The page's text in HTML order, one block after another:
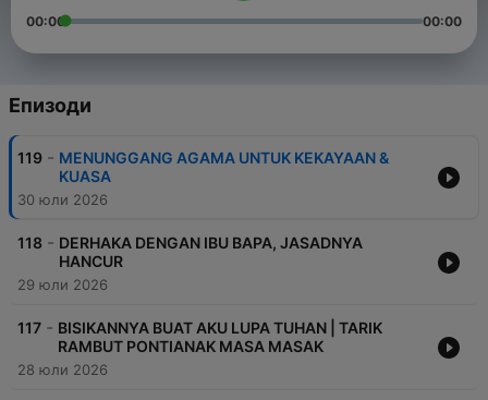
00:00 00:00
Епизоди
119 - MENUNGGANG AGAMA UNTUK KEKAYAAN &
KUASA
30 юли 2026
118 - DERHAKA DENGAN IBU BAPA, JASADNYA
HANCUR
29 юли 2026
117 - BISIKANNYA BUAT AKU LUPA TUHAN | TARIK
RAMBUT PONTIANAK MASA MASAK
28 юли 2026